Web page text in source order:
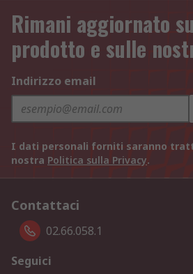
Rimani aggiornato
prodotto e sulle
Indirizzo email
I dati personali forniti saranno
nostra Politica sulla Privacy.
Contattaci
02.66.058.1
Seguici